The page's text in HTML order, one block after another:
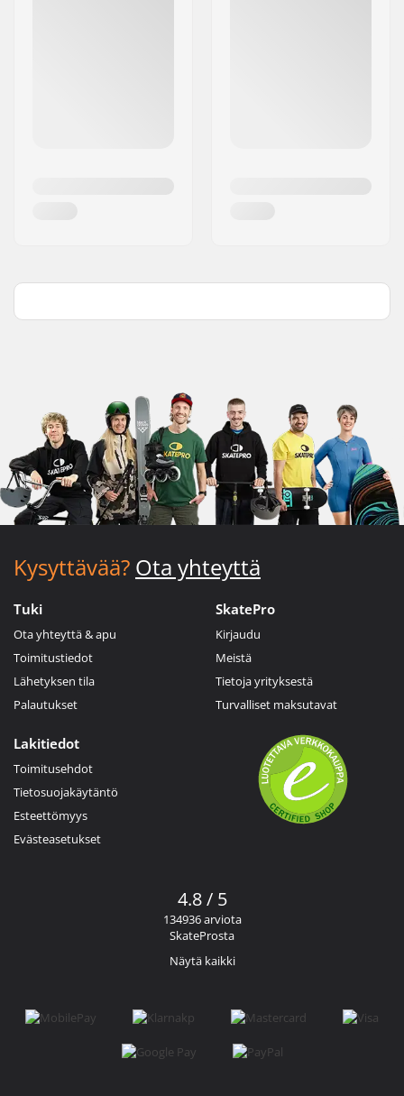
Kysyttävää? Ota yhteyttä
Tuki
Ota yhteyttä & apu
Toimitustiedot
Lähetyksen tila
Palautukset
SkatePro
Kirjaudu
Meistä
Tietoja yrityksestä
Turvalliset maksutavat
Lakitiedot
Toimitusehdot
Tietosuojakäytäntö
Esteettömyys
Evästeasetukset
4.8 / 5
134936 arviota
SkateProsta
Näytä kaikki